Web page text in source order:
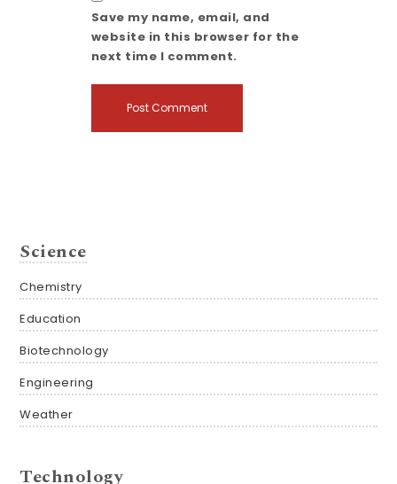
Save my name, email, and
website in this browser for the
next time I comment.
Science
Chemistry
Education
Biotechnology
Engineering
Weather
Technology